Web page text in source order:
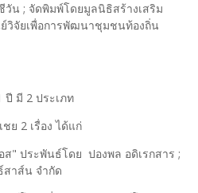
น ; จัดพิมพ์โดยมูลนิธิสร้างเสริม
วิจัยเพื่อการพัฒนาชุมชนท้องถิ่น
ปี มี 2 ประเภท
ย 2 เรื่อง ได้แก่
" ประพันธ์โดย ปองพล อดิเรกสาร ;
าส์น จำกัด